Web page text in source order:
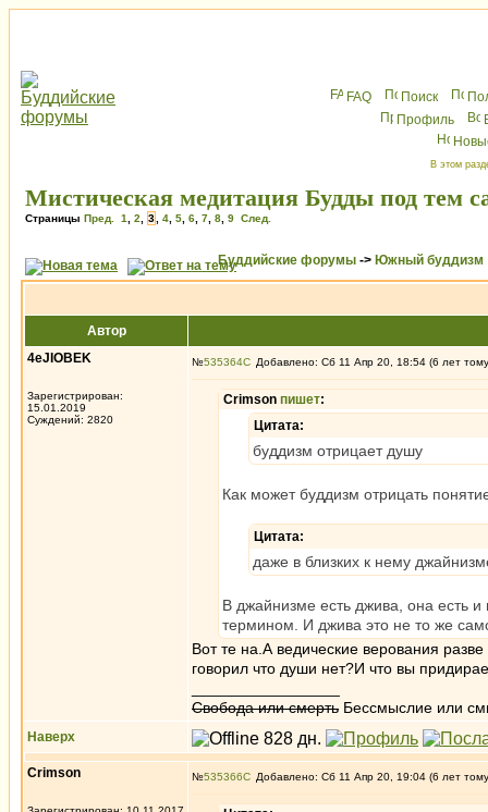
FAQ Поиск
Профиль
В этом
Мистическая медитация Будды под тем
Страницы Пред. 1 2 3 4 5 6 7 8 9 След.
Буддийские форумы -> Южный буддизм
Автор
4eJIOBEK
Зарегистрирован:
15.01.2019
Суждений: 2820
№535364 Добавлено: Сб 11 Апр 20, 18:54 (6 лет
Crimson пишет:
Цитата:
буддизм отрицает душу
Как может буддизм отрицать
Цитата:
даже в близких к нему
В джайнизме есть джива, она есть
термином. И джива это не то же
Вот те на.А ведические верования
говорил что души нет?И что вы
Свобода или смерть Бессмыслие или
Наверх
Crimson №535366 Добавлено: Сб 11 Апр 20, 19:04 (6 лет